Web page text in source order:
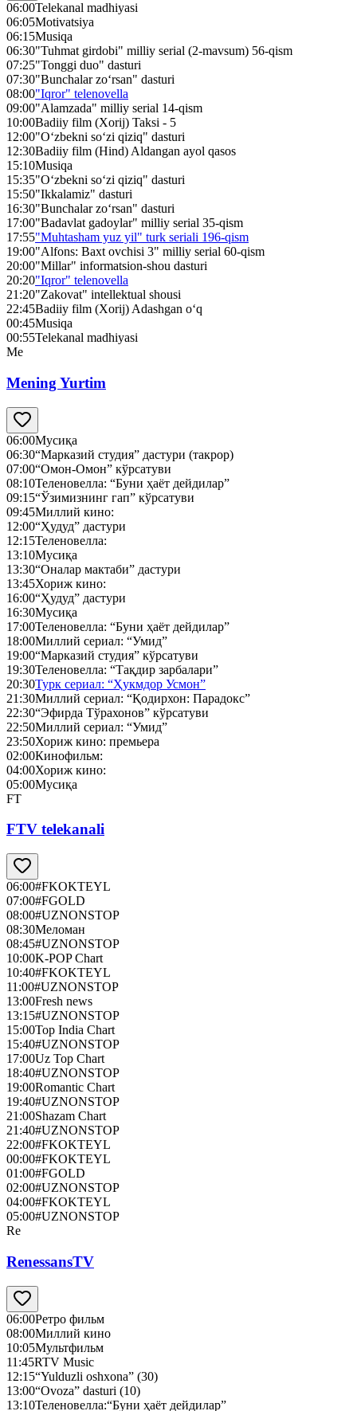
06:00Telekanal madhiyasi
06:05Motivatsiya
06:15Musiqa
06:30"Tuhmat girdobi" milliy serial (2-mavsum) 56-qism
07:25"Tonggi duo" dasturi
07:30"Bunchalar zo‘rsan" dasturi
08:00"Iqror" telenovella
09:00"Alamzada" milliy serial 14-qism
10:00Badiiy film (Xorij) Taksi - 5
12:00"O‘zbekni so‘zi qiziq" dasturi
12:30Badiiy film (Hind) Aldangan ayol qasos
15:10Musiqa
15:35"O‘zbekni so‘zi qiziq" dasturi
15:50"Ikkalamiz" dasturi
16:30"Bunchalar zo‘rsan" dasturi
17:00"Badavlat gadoylar" milliy serial 35-qism
17:55"Muhtasham yuz yil" turk seriali 196-qism
19:00"Alfons: Baxt ovchisi 3" milliy serial 60-qism
20:00"Millar" informatsion-shou dasturi
20:20"Iqror" telenovella
21:20"Zakovat" intellektual shousi
22:45Badiiy film (Xorij) Adashgan o‘q
00:45Musiqa
00:55Telekanal madhiyasi
Me
Mening Yurtim
06:00Мусиқа
06:30“Марказий студия” дастури (такрор)
07:00“Омон-Омон” кўрсатуви
08:10Теленовелла: “Буни ҳаёт дейдилар”
09:15“Ўзимизнинг гап” кўрсатуви
09:45Миллий кино:
12:00“Ҳудуд” дастури
12:15Теленовелла:
13:10Мусиқа
13:30“Оналар мактаби” дастури
13:45Хориж кино:
16:00“Ҳудуд” дастури
16:30Мусиқа
17:00Теленовелла: “Буни ҳаёт дейдилар”
18:00Миллий сериал: “Умид”
19:00“Марказий студия” кўрсатуви
19:30Теленовелла: “Тақдир зарбалари”
20:30Турк сериал: “Ҳукмдор Усмон”
21:30Миллий сериал: “Қодирхон: Парадокс”
22:30“Эфирда Тўрахонов” кўрсатуви
22:50Миллий сериал: “Умид”
23:50Хориж кино: премьера
02:00Кинофильм:
04:00Хориж кино:
05:00Мусиқа
FT
FTV telekanali
06:00#FKOKTEYL
07:00#FGOLD
08:00#UZNONSTOP
08:30Меломан
08:45#UZNONSTOP
10:00K-POP Chart
10:40#FKOKTEYL
11:00#UZNONSTOP
13:00Fresh news
13:15#UZNONSTOP
15:00Top India Chart
15:40#UZNONSTOP
17:00Uz Top Chart
18:40#UZNONSTOP
19:00Romantic Chart
19:40#UZNONSTOP
21:00Shazam Chart
21:40#UZNONSTOP
22:00#FKOKTEYL
00:00#FKOKTEYL
01:00#FGOLD
02:00#UZNONSTOP
04:00#FKOKTEYL
05:00#UZNONSTOP
Re
RenessansTV
06:00Ретро фильм
08:00Миллий кино
10:05Мультфильм
11:45RTV Music
12:15“Yulduzli oshxona” (30)
13:00“Ovoza” dasturi (10)
13:10Теленовелла:“Буни ҳаёт дейдилар”